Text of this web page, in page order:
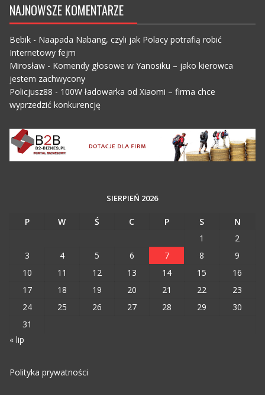
NAJNOWSZE KOMENTARZE
Bebik- Naapada Nabang, czyli jak Polacy potrafią robić
Internetowy fejm
Mirosław- Komendy głosowe w Yanosiku – jako kierowca
jestem zachwycony
Policjusz88 - 100W ładowarka od Xiaomi – firma chce
wyprzedzić konkurencję
SIERPIEŃ 2026
P W Ś C P S
N
1
2
3
4 5 6 7 8
9
10
11 12 13 14 15
16
17
18 19 20 21 22
23
24
25 26 27 28 29
30
31
« lip
Polityka prywatności